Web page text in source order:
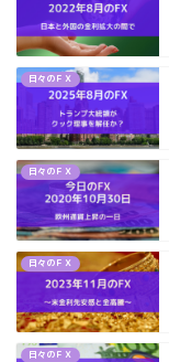
日々のＦＸ
日々のＦＸ
日々のＦＸ
日々のＦＸ